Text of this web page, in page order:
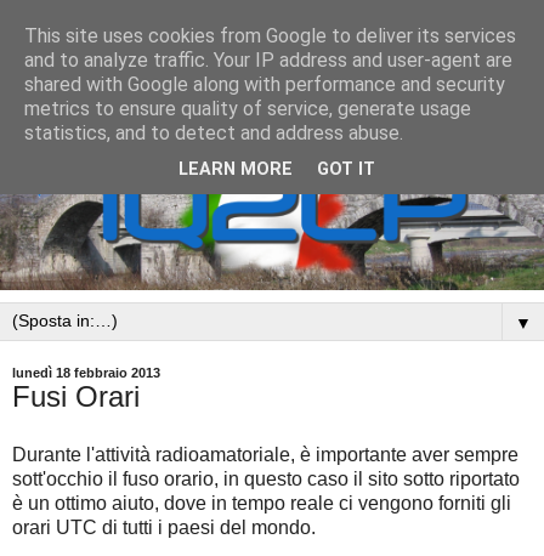
▼
lunedì 18 febbraio 2013
Fusi Orari
Durante l'attività radioamatoriale, è importante aver sempre
sott'occhio il fuso orario, in questo caso il sito sotto riportato
è un ottimo aiuto, dove in tempo reale ci vengono forniti gli
orari UTC di tutti i paesi del mondo.
This site uses cookies from Google to deliver its services
and to analyze traffic. Your IP address and user-agent are
shared with Google along with performance and security
metrics to ensure quality of service, generate usage
statistics, and to detect and address abuse.
LEARN MORE GOT IT